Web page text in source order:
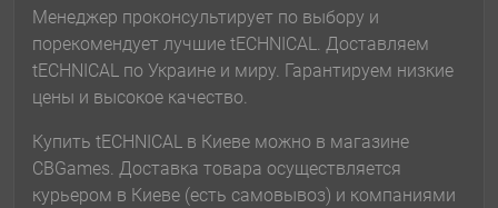
Менеджер проконсультирует по выбору и
порекомендует лучшие tECHNICAL. Доставляем
tECHNICAL по Украине и миру. Гарантируем низкие
цены и высокое качество.
Купить tECHNICAL в Киеве можно в магазине
CBGames. Доставка товара осуществляется
курьером в Киеве (есть самовывоз) и компаниями